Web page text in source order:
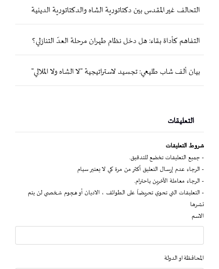
التحالف غير المقدس بين دكتاتورية الشاه والدكتاتورية الدينية
التفاهم كأداة بقاء: هل دخل نظام طهران مرحلة العدّ التنازلي؟
بيان ألف شاب طليعي: تجسيد لاستراتيجية "لا الشاه ولا الملالي"
التعليقات
شروط التعليقات
- جميع التعليقات تخضع للتدقيق.
- الرجاء عدم إرسال التعليق أكثر من مرة كي لا يعتبر سبام
- الرجاء معاملة الآخرين باحترام.
- التعليقات التي تحوي تحريضاً على الطوائف ، الاديان أو هجوم شخصي لن يتم
نشرها
الاسم
المحافظة او الدولة